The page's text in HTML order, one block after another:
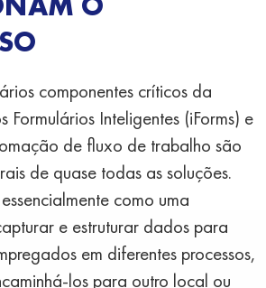
componentes críticos da
Formulários Inteligentes (iForms) e
de fluxo de trabalho são
de quase todas as soluções.
como uma
e estruturar dados para
em diferentes processos,
los para outro local ou